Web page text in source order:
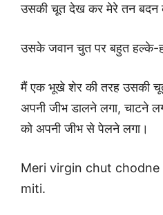
उसकी चूत देख कर मेरे तन बदन
उसके जवान चुत पर बहुत हल्के-
मैं एक भूखे शेर की तरह उसकी
अपनी जीभ डालने लगा, चाटने
को अपनी जीभ से पेलने लगा।
Meri virgin chut
miti.